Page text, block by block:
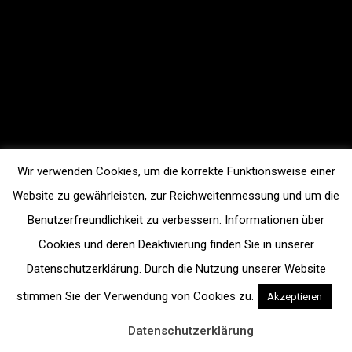
Wir verwenden Cookies, um die korrekte Funktionsweise einer
Website zu gewährleisten, zur Reichweitenmessung und um die
Benutzerfreundlichkeit zu verbessern. Informationen über
Cookies und deren Deaktivierung finden Sie in unserer
Datenschutzerklärung. Durch die Nutzung unserer Website
stimmen Sie der Verwendung von Cookies zu.
Akzeptieren
Datenschutzerklärung